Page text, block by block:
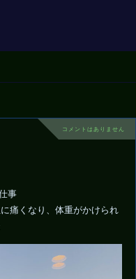
コメントはありません
事
痛くなり、体重がかけられ